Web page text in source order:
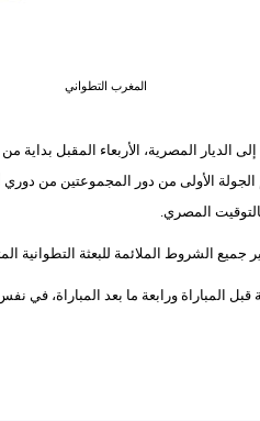
المغرب التطواني
المصرية، الأربعاء المقبل بداية
المصري.
الشروط الملائمة للبعثة التطوانية
المباراة ورابعة ما بعد المباراة، في